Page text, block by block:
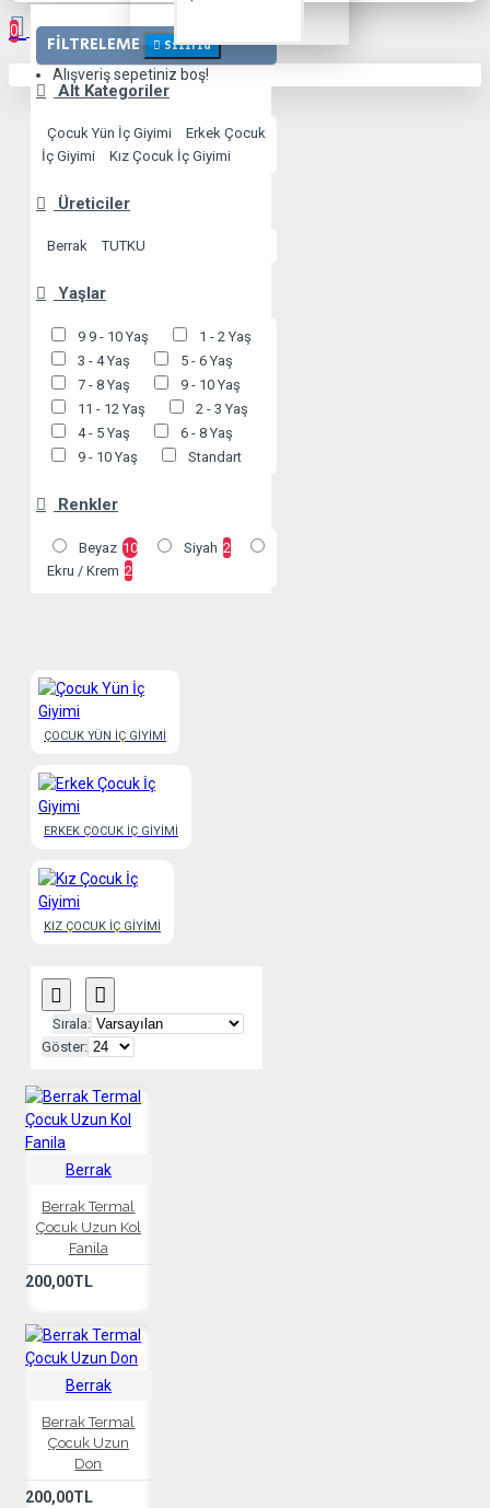
0
Alışveriş sepetiniz boş!
FILTRELEME Sıfırla
Alt Kategoriler
Çocuk Yün İç Giyimi
Erkek Çocuk
İç Giyimi
Kız Çocuk İç Giyimi
Üreticiler
Berrak TUTKU
Yaşlar
9 9 - 10 Yaş
1 - 2 Yaş
3 - 4 Yaş
5 - 6 Yaş
7 - 8 Yaş
9 - 10 Yaş
11 - 12 Yaş
2 - 3 Yaş
4 - 5 Yaş
6 - 8 Yaş
9 - 10 Yaş
Standart
Renkler
Beyaz 10 Siyah 2
Ekru / Krem 2
ÇOCUK YÜN İÇ GIYIMI
ERKEK ÇOCUK İÇ GIYIMI
KIZ ÇOCUK İÇ GIYIMI
Sırala:
Göster:
Berrak
Berrak Termal
Çocuk Uzun Kol
Fanila
200,00TL
Berrak
Berrak Termal
Çocuk Uzun
Don
200,00TL